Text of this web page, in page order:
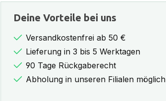
Deine Vorteile bei uns
Versandkostenfrei ab 50 €
Lieferung in 3 bis 5 Werktagen
90 Tage Rückgaberecht
Abholung in unseren Filialen möglich